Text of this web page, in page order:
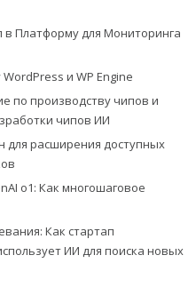
Платформу для Мониторинга
и WP Engine
по производству чипов и
чипов ИИ
для расширения доступных
o1: Как многошаговое
Как стартап
ИИ для поиска новых